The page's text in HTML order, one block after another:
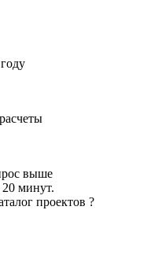
выше
20 минут.
проектов ?